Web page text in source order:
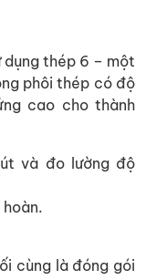
dụng thép 6 – một
phôi thép có độ
cao cho thành
và đo lường độ
cùng là đóng gói